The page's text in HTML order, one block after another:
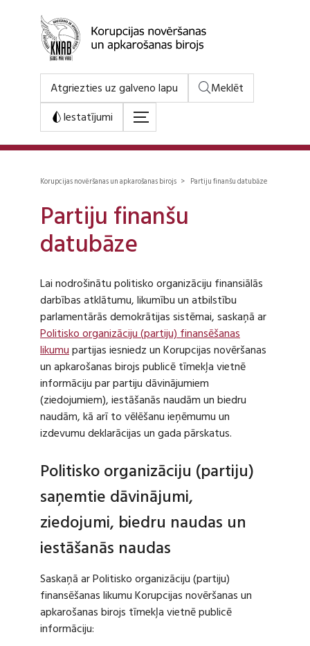
Atgriezties uz galveno lapu
Meklēt
Iestatījumi
Korupcijas novēršanas un apkarošanas birojs > Partiju finanšu datubāze
Partiju finanšu
datubāze
Lai nodrošinātu politisko organizāciju finansiālās
darbības atklātumu, likumību un atbilstību
parlamentārās demokrātijas sistēmai, saskaņā ar
Politisko organizāciju (partiju) finansēšanas
likumupartijas iesniedz un Korupcijas novēršanas
un apkarošanas birojs publicē tīmekļa vietnē
informāciju par partiju dāvinājumiem
(ziedojumiem), iestāšanās naudām un biedru
naudām, kā arī to vēlēšanu ieņēmumu un
izdevumu deklarācijas un gada pārskatus.
Politisko organizāciju (partiju)
saņemtie dāvinājumi,
ziedojumi, biedru naudas un
iestāšanās naudas
Saskaņā ar Politisko organizāciju (partiju)
finansēšanas likumu Korupcijas novēršanas un
apkarošanas birojs tīmekļa vietnē publicē
informāciju: